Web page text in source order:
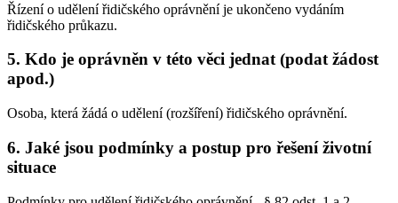
Řízení o udělení řidičského oprávnění je ukončeno vydáním
řidičského průkazu.
5. Kdo je oprávněn v této věci jednat (podat žádost
apod.)
Osoba, která žádá o udělení (rozšíření) řidičského oprávnění.
6. Jaké jsou podmínky a postup pro řešení životní
situace